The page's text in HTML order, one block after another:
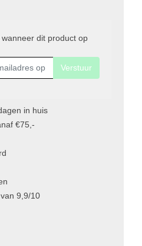
dit product op
Verstuur
in huis
€75,-
9,9/10